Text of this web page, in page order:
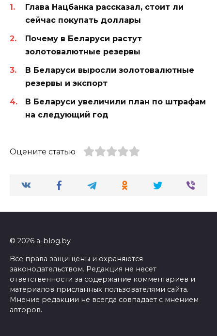
Глава Нацбанка рассказал, стоит ли
сейчас покупать доллары
Почему в Беларуси растут
золотовалютные резервы
В Беларуси выросли золотовалютные
резервы и экспорт
В Беларуси увеличили план по штрафам
на следующий год
Оцените статью
© 2026 a-blog.by
Все права защищены и охраняются
законодательством. Редакция не несет
ответственности за содержание комментариев и
материалов присланных пользователями сайта.
Мнение редакции не всегда совпадает с мнением
авторов.